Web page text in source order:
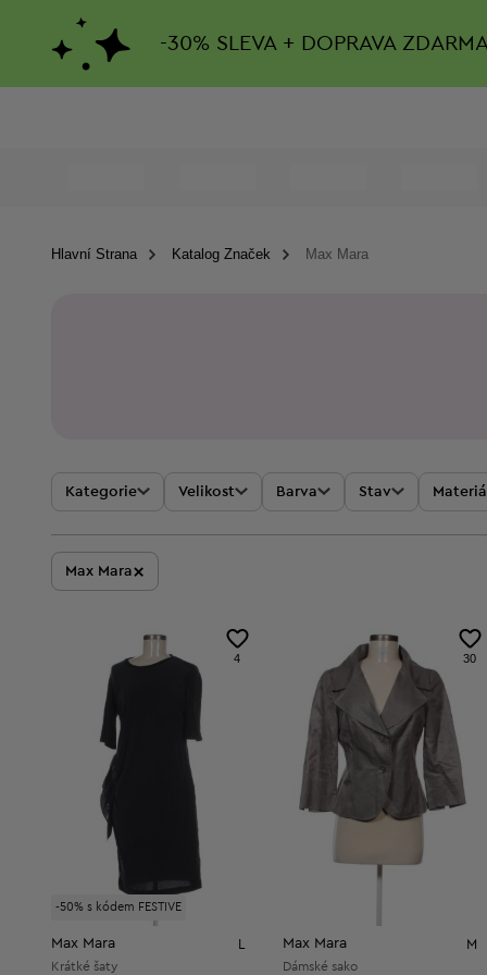
-30% SLEVA + DOPRAVA ZDARMA
Hlavní Strana Katalog Značek Max Mara
Kategorie Velikost Barva Stav
Max Mara×
-50% s kódem FESTIVE
4
Max Mara
Krátké šaty
30
Max Mara M
Dámské sako